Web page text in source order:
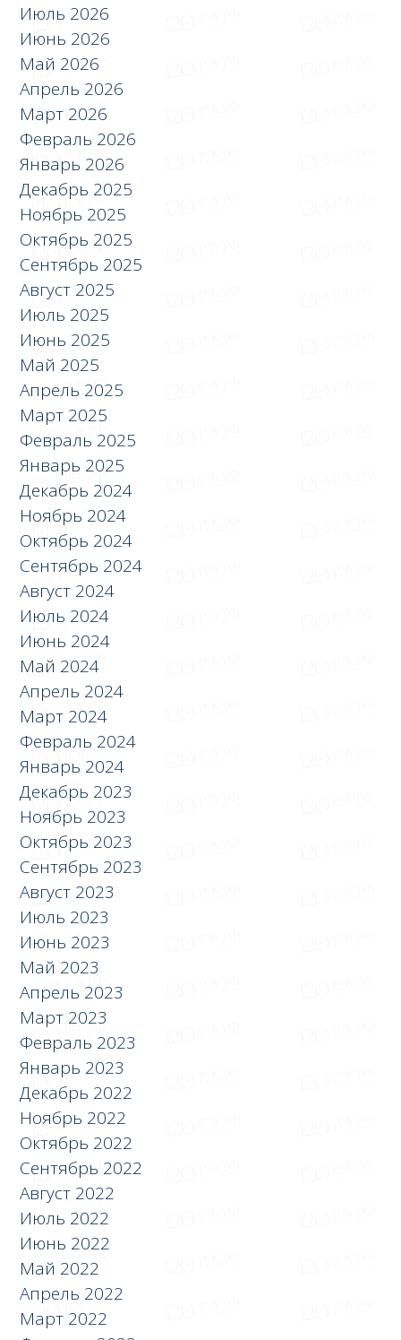
Июль 2026
Июнь 2026
Май 2026
Апрель 2026
Март 2026
Февраль 2026
Январь 2026
Декабрь 2025
Ноябрь 2025
Октябрь 2025
Сентябрь 2025
Август 2025
Июль 2025
Июнь 2025
Май 2025
Апрель 2025
Март 2025
Февраль 2025
Январь 2025
Декабрь 2024
Ноябрь 2024
Октябрь 2024
Сентябрь 2024
Август 2024
Июль 2024
Июнь 2024
Май 2024
Апрель 2024
Март 2024
Февраль 2024
Январь 2024
Декабрь 2023
Ноябрь 2023
Октябрь 2023
Сентябрь 2023
Август 2023
Июль 2023
Июнь 2023
Май 2023
Апрель 2023
Март 2023
Февраль 2023
Январь 2023
Декабрь 2022
Ноябрь 2022
Октябрь 2022
Сентябрь 2022
Август 2022
Июль 2022
Июнь 2022
Май 2022
Апрель 2022
Март 2022